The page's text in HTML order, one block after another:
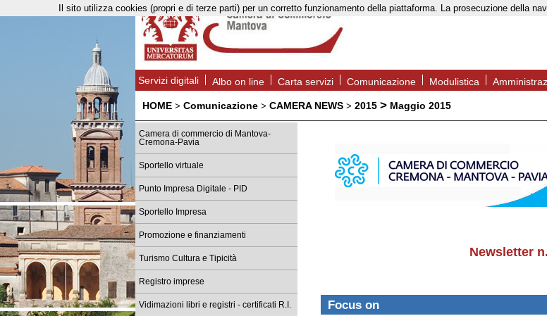
Servizi digitali Albo on line Carta servizi Comunicazione Modulistica
HOME > Comunicazione > CAMERA NEWS > 2015 > Maggio 2015
Camera di commercio di Mantova-
Cremona-Pavia
Sportello virtuale
Punto Impresa Digitale - PID
Sportello Impresa
Promozione e finanziamenti
Turismo Cultura e Tipicità
Registro imprese
Vidimazioni libri e registri - certificati R.I.
Newsletter
Focus on
Il sito utilizza cookies (propri e di terze parti) per un corretto funzionamento della piattaforma. La prosecuzione della